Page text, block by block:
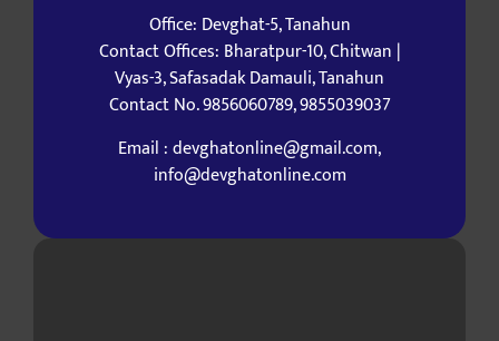
Office: Devghat-5, Tanahun
Contact Offices: Bharatpur-10, Chitwan |
Vyas-3, Safasadak Damauli, Tanahun
Contact No. 9856060789, 9855039037
Email : devghatonline@gmail.com,
info@devghatonline.com